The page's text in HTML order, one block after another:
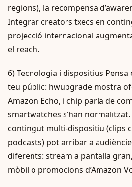
regions), la recompensa
Integrar creators txecs en
projecció internacional
el reach.
6) Tecnologia i dispositius
teu públic: hwupgrade mostra
Amazon Echo, i chip parla de
smartwatches s’han
contingut multi-dispositiu (clips
podcasts) pot arribar a
diferents: stream a pantalla
mòbil o promocions d’Amazon